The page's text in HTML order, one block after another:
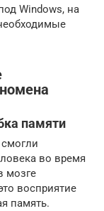
Windows, на
памяти
во время
мозге
восприятие
память.